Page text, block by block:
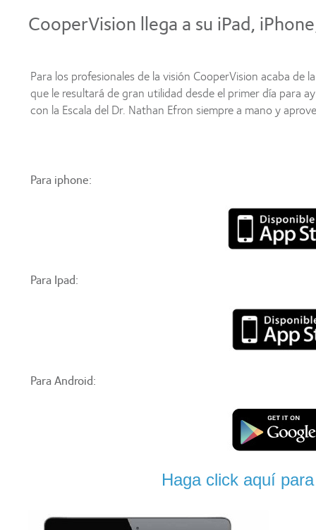
CooperVision llega a su iPad,
Para los profesionales de la visión CooperVision acaba de
que le resultará de gran utilidad desde el primer día para
con la Escala del Dr. Nathan Efron siempre a mano y
Para iphone:
Para Ipad:
Para Android:
Haga click aquí